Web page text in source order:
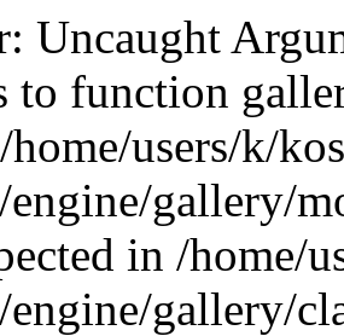
Uncaught
to function
home/users/k/
engine/gallery/
in /home/
gallery/